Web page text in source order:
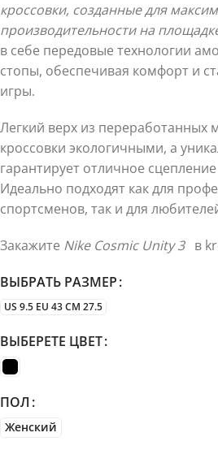
кроссовки, созданные для
производительности на
в себе передовые технологии
стопы, обеспечивая комфорт и
игры.
Легкий верх из переработанных
кроссовки экологичными, а
гарантирует отличное
Идеально подходят как для
спортсменов, так и для
Закажите Nike Cosmic Unity 3 в
ВЫБРАТЬ РАЗМЕР
US 9.5 EU 43 CM 27.5
ВЫБЕРЕТЕ ЦВЕТ
ПОЛ
Женский